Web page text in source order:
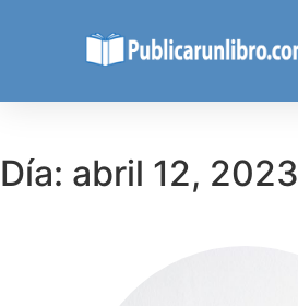
Día: abril 12, 2023